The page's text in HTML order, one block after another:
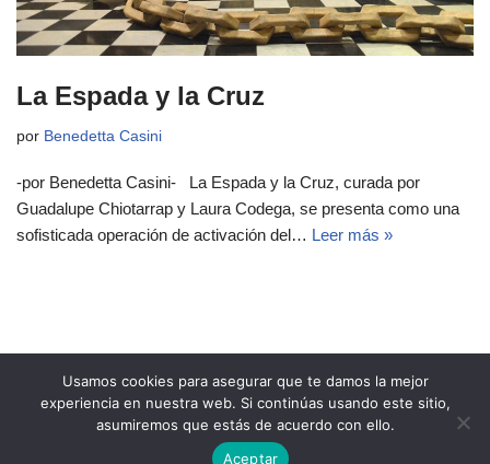
La Espada y la Cruz
por Benedetta Casini
-por Benedetta Casini- La Espada y la Cruz, curada por
Guadalupe Chiotarrap y Laura Codega, se presenta como una
sofisticada operación de activación del… Leer más »
Copyright 2021 Revista Ñeri
Usamos cookies para asegurar que te damos la mejor
experiencia en nuestra web. Si continúas usando este sitio,
asumiremos que estás de acuerdo con ello.
Aceptar